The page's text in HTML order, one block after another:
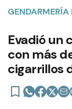
Evadió un
con más
cigarrillos